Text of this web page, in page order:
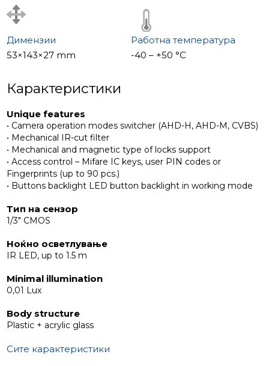
Димензии
53×143×27 mm
Работна температура
-40 – +50 °С
Карактеристики
Unique features
• Camera operation modes switcher (AHD-H, AHD-M, CVBS)
• Mechanical IR-cut filter
• Mechanical and magnetic type of locks support
• Access control – Mifare IC keys, user PIN codes or
Fingerprints (up to 90 pcs.)
• Buttons backlight LED button backlight in working mode
Тип на сензор
1/3" CMOS
Ноќно осветлување
IR LED, up to 1.5 m
Minimal illumination
0,01 Lux
Body structure
Plastic + acrylic glass
Сите карактеристики